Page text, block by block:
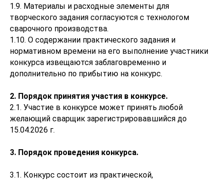
1.9. Материалы и расходные элементы для
творческого задания согласуются с технологом
сварочного производства.
1.10. О содержании практического задания и
нормативном времени на его выполнение участники
конкурса извещаются заблаговременно и
дополнительно по прибытию на конкурс.
2. Порядок принятия участия в конкурсе.
2.1. Участие в конкурсе может принять любой
желающий сварщик зарегистрировавшийся до
15.04.2026 г.
3. Порядок проведения конкурса.
3.1. Конкурс состоит из практической,